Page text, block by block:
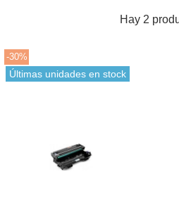
Hay 2
-30%
Últimas unidades en stock